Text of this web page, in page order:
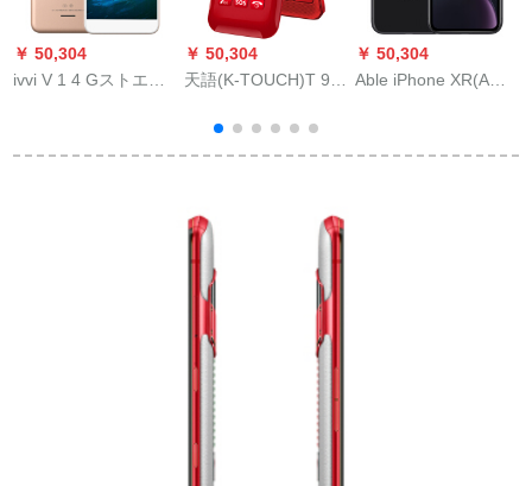
￥ 50,304
ivvi V 1 4 Gストエフ4
ン星
￥ 50,304
天語(K-TOUCH)T 92
ディティーン4 G同時
受信ボタ機能機赤
￥ 50,304
Able iPhone XR(A
信